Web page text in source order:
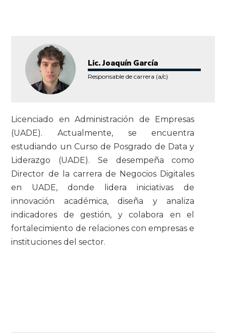
Lic. Joaquín García
Responsable de carrera (a/c)
Licenciado en Administración de Empresas
(UADE). Actualmente, se encuentra
estudiando un Curso de Posgrado de Data y
Liderazgo (UADE). Se desempeña como
Director de la carrera de Negocios Digitales
en UADE, donde lidera iniciativas de
innovación académica, diseña y analiza
indicadores de gestión, y colabora en el
fortalecimiento de relaciones con empresas e
instituciones del sector.